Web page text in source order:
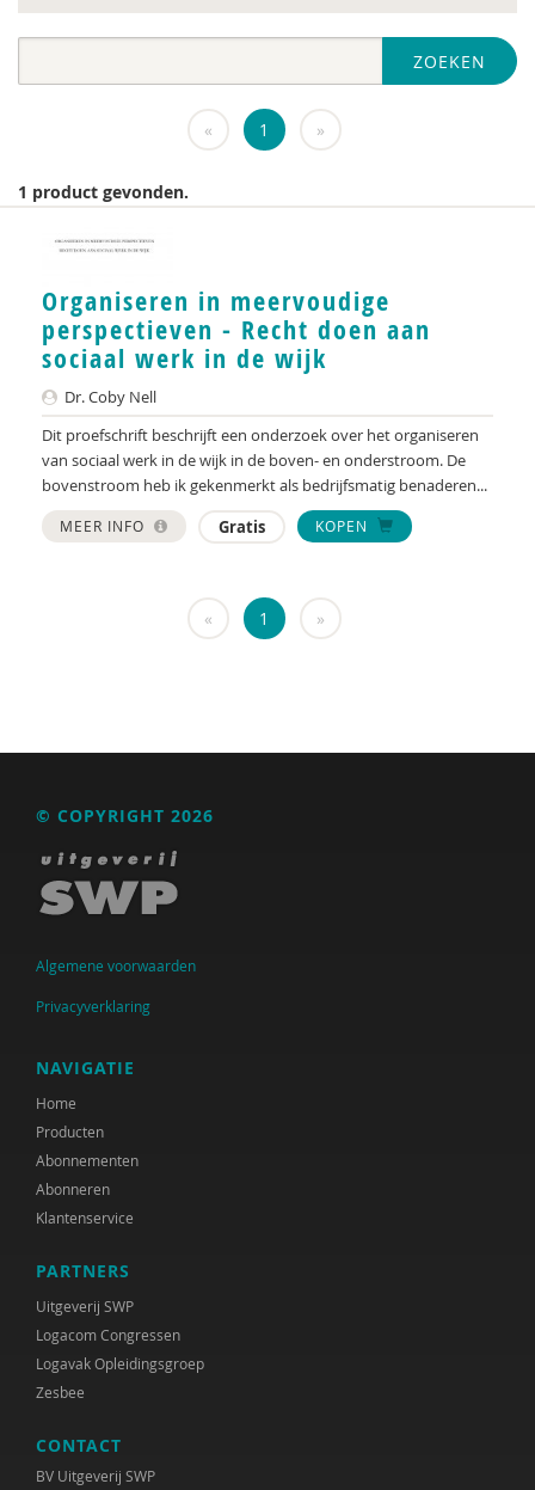
diverse
Fier
GREVIO
het Regeringscommissariaat seksueel
grensoverschrijdend gedrag en seksueel geweld
KNMG
Landelijk Kenniscentrum LVB
LIDIE
Mariëlle Bruning
Nederlandse Sportalliantie m.m.v. Stichting
Pharos
Raad voor Volksgezondheid & Samenleving
Ramirelsyla Eloise
Regioplan
United Nations Office for Disaster Risk Reduction
VGN
World Health Organization
WRR
René .C. Hoksbergen
Tim 'S Jongers
Jeugdautoriteit (JA)
ZOEKEN
« 1 »
1 product gevonden.
Organiseren in meervoudige
perspectieven - Recht doen aan
sociaal werk in de wijk
Dr. Coby Nell
Dit proefschrift beschrijft een onderzoek over het organiseren
van sociaal werk in de wijk in de boven- en onderstroom. De
bovenstroom heb ik gekenmerkt als bedrijfsmatig benaderen...
MEER INFO Gratis KOPEN
« 1 »
© COPYRIGHT 2026
Algemene voorwaarden
Privacyverklaring
NAVIGATIE
Home
Producten
Abonnementen
Abonneren
Klantenservice
PARTNERS
Uitgeverij SWP
Logacom Congressen
Logavak Opleidingsgroep
Zesbee
CONTACT
BV Uitgeverij SWP